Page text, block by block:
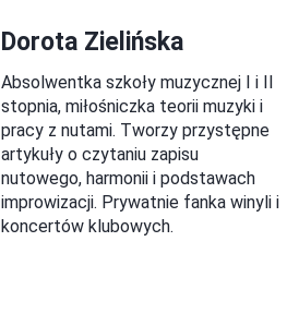
Dorota Zielińska
Absolwentka szkoły muzycznej I i II
stopnia, miłośniczka teorii muzyki i
pracy z nutami. Tworzy przystępne
artykuły o czytaniu zapisu
nutowego, harmonii i podstawach
improwizacji. Prywatnie fanka winyli i
koncertów klubowych.